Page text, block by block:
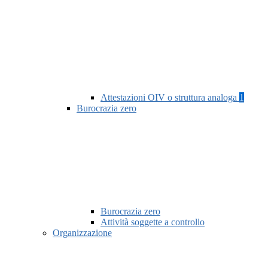
Attestazioni OIV o struttura analoga 1
Burocrazia zero
Burocrazia zero
Attività soggette a controllo
Organizzazione